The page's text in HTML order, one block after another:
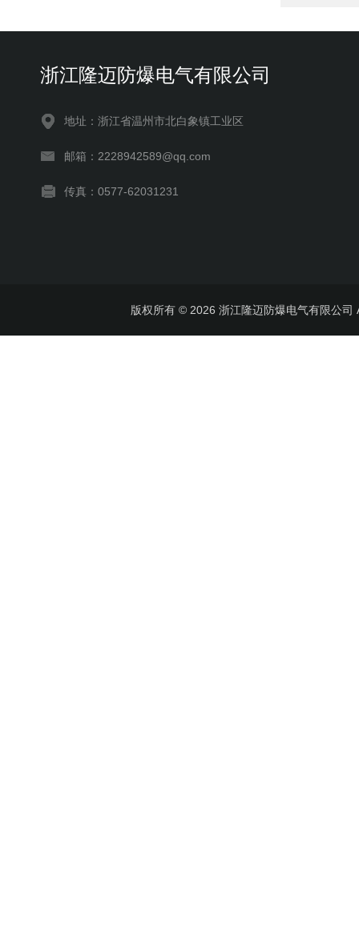
浙江隆迈防爆电气有限公司
地址：浙江省温州市北白象镇工业区
邮箱：2228942589@qq.com
传真：0577-62031231
版权所有 © 2026 浙江隆迈防爆电气有限